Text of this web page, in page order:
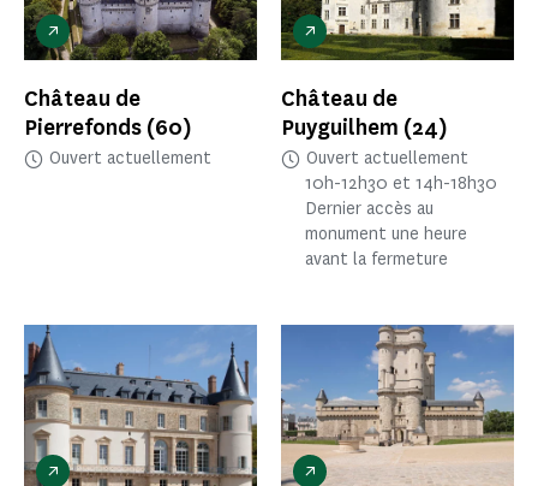
Château de
Pierrefonds (60)
Ouvert actuellement
Château de
Puyguilhem (24)
Ouvert actuellement
10h-12h30 et 14h-18h30
Dernier accès au
monument une heure
avant la fermeture